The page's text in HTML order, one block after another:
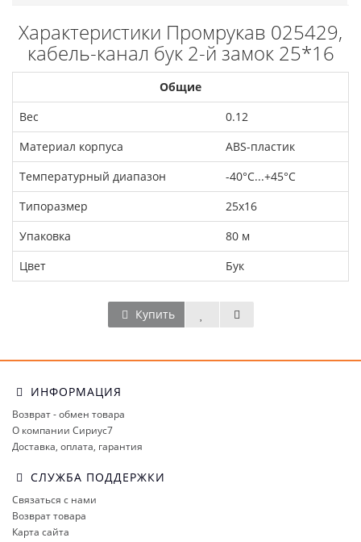
Характеристики Промрукав 025429,
кабель-канал бук 2-й замок 25*16
Общие
Вес
0.12
Материал корпуса
ABS-пластик
Температурный диапазон
-40°С...+45°С
Типоразмер
25х16
Упаковка
80 м
Цвет
Бук
Купить
ИНФОРМАЦИЯ
Возврат - обмен товара
О компании Сириус7
Доставка, оплата, гарантия
СЛУЖБА ПОДДЕРЖКИ
Связаться с нами
Возврат товара
Карта сайта